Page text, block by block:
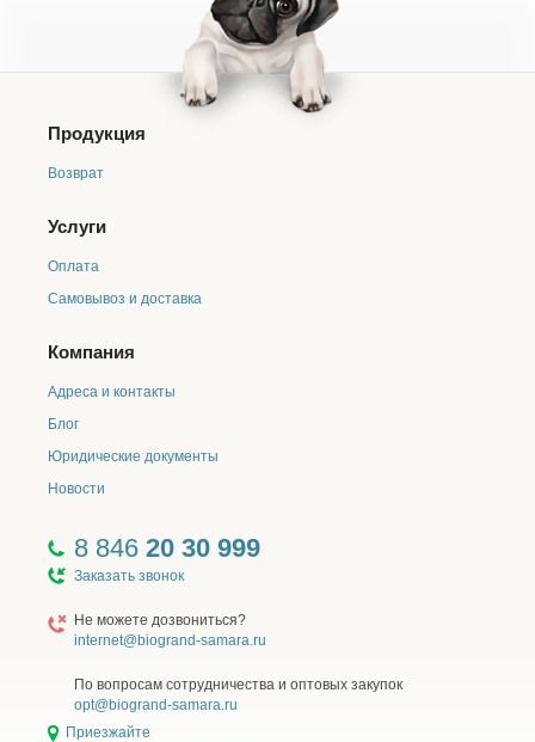
Продукция
Возврат
Услуги
Оплата
Самовывоз и доставка
Компания
Адреса и контакты
Блог
Юридические документы
Новости
8 846 20 30 999
Заказать звонок
Не можете дозвониться?
internet@biogrand-samara.ru
По вопросам сотрудничества и оптовых закупок
opt@biogrand-samara.ru
Приезжайте